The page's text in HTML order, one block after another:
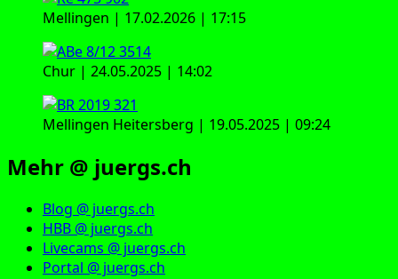
Mellingen | 17.02.2026 | 17:15
Chur | 24.05.2025 | 14:02
Mellingen Heitersberg | 19.05.2025 | 09:24
Mehr @ juergs.ch
Blog @ juergs.ch
HBB @ juergs.ch
Livecams @ juergs.ch
Portal @ juergs.ch